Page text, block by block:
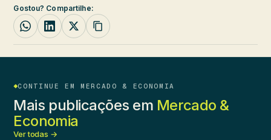
Gostou? Compartilhe:
CONTINUE EM MERCADO & ECONOMIA
Mais publicações em Mercado &
Economia
Ver todas →